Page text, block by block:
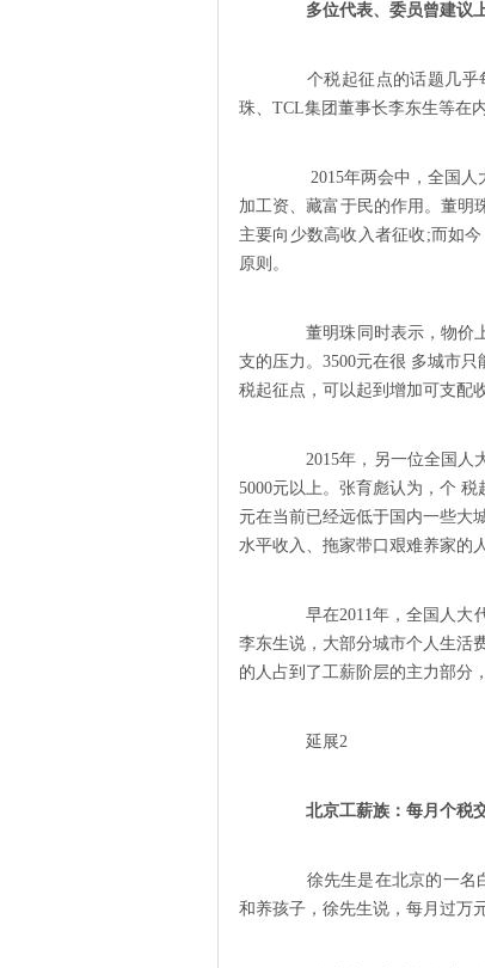
多位代表、委员曾建议
个税起征点的话题几乎每
珠、TCL集团董事长李东生等在
2015年两会中，全国人大
加工资、藏富于民的作用。董明
主要向少数高收入者征收;而如
原则。
董明珠同时表示，物价上
支的压力。3500元在很 多城市
税起征点，可以起到增加可支配
2015年，另一位全国人
5000元以上。张育彪认为，个
元在当前已经远低于国内一些大
水平收入、拖家带口艰难养家的
早在2011年，全国人大代
李东生说，大部分城市个人生活
的人占到了工薪阶层的主力部分
延展2
北京工薪族：每月个税
徐先生是在北京的一名白
和养孩子，徐先生说，每月过万